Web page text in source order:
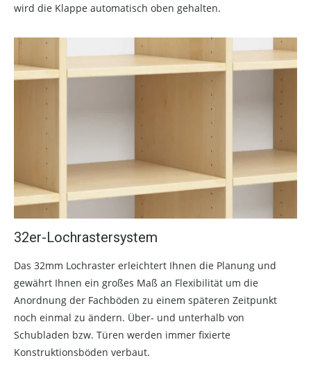
wird die Klappe automatisch oben gehalten.
32er-Lochrastersystem
Das 32mm Lochraster erleichtert Ihnen die Planung und
gewährt Ihnen ein großes Maß an Flexibilität um die
Anordnung der Fachböden zu einem späteren Zeitpunkt
noch einmal zu ändern. Über- und unterhalb von
Schubladen bzw. Türen werden immer fixierte
Konstruktionsböden verbaut.